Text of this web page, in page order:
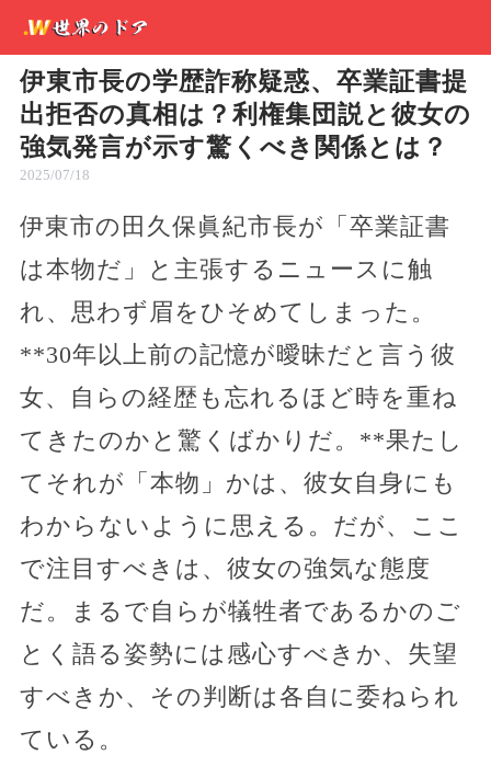
伊東市長の学歴詐称疑惑、卒業証書提
出拒否の真相は？利権集団説と彼女の
強気発言が示す驚くべき関係とは？
2025/07/18
伊東市の田久保眞紀市長が「卒業証書
は本物だ」と主張するニュースに触
れ、思わず眉をひそめてしまった。
**30年以上前の記憶が曖昧だと言う彼
女、自らの経歴も忘れるほど時を重ね
てきたのかと驚くばかりだ。**果たし
てそれが「本物」かは、彼女自身にも
わからないように思える。だが、ここ
で注目すべきは、彼女の強気な態度
だ。まるで自らが犠牲者であるかのご
とく語る姿勢には感心すべきか、失望
すべきか、その判断は各自に委ねられ
ている。